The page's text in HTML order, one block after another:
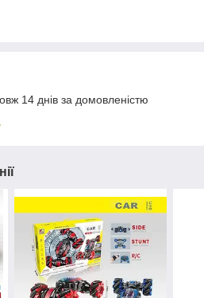
14 днів за домовленістю